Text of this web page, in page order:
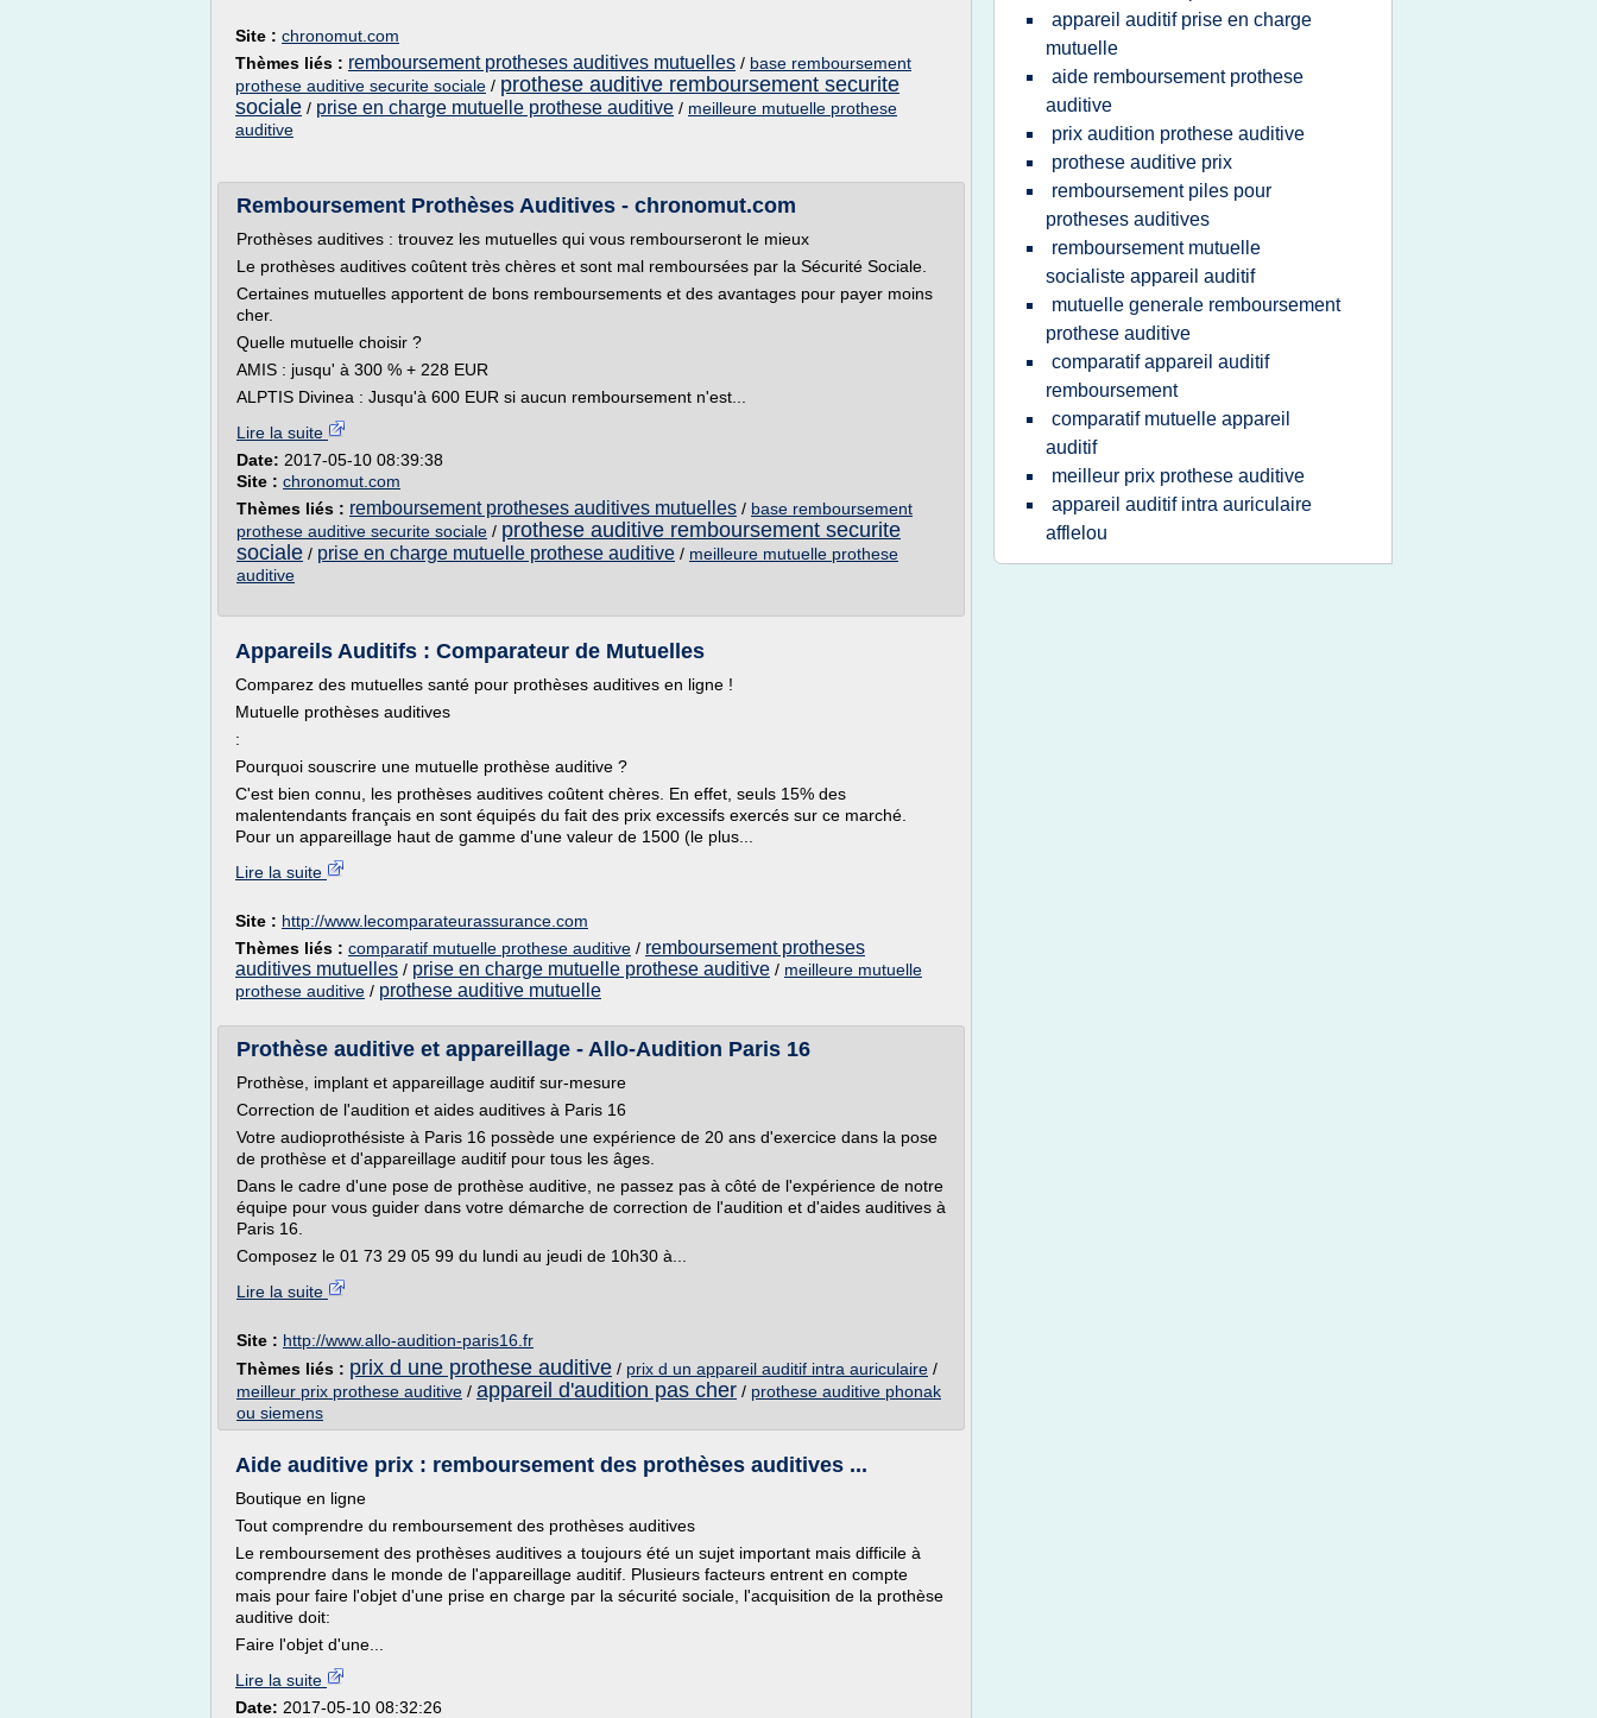
Site : chronomut.com
Thèmes liés : remboursement protheses auditives mutuelles / base remboursement
prothese auditive securite sociale / prothese auditive remboursement securite
sociale / prise en charge mutuelle prothese auditive / meilleure mutuelle prothese
auditive
Remboursement Prothèses Auditives - chronomut.com
Prothèses auditives : trouvez les mutuelles qui vous rembourseront le mieux
Le prothèses auditives coûtent très chères et sont mal remboursées par la Sécurité Sociale.
Certaines mutuelles apportent de bons remboursements et des avantages pour payer moins
cher.
Quelle mutuelle choisir ?
AMIS : jusqu' à 300 % + 228 EUR
ALPTIS Divinea : Jusqu'à 600 EUR si aucun remboursement n'est...
Lire la suite
Date: 2017-05-10 08:39:38
Site : chronomut.com
Thèmes liés : remboursement protheses auditives mutuelles / base remboursement
prothese auditive securite sociale / prothese auditive remboursement securite
sociale / prise en charge mutuelle prothese auditive / meilleure mutuelle prothese
auditive
Appareils Auditifs : Comparateur de Mutuelles
Comparez des mutuelles santé pour prothèses auditives en ligne !
Mutuelle prothèses auditives
:
Pourquoi souscrire une mutuelle prothèse auditive ?
C'est bien connu, les prothèses auditives coûtent chères. En effet, seuls 15% des
malentendants français en sont équipés du fait des prix excessifs exercés sur ce marché.
Pour un appareillage haut de gamme d'une valeur de 1500 (le plus...
Lire la suite
Site : http://www.lecomparateurassurance.com
Thèmes liés : comparatif mutuelle prothese auditive / remboursement protheses
auditives mutuelles / prise en charge mutuelle prothese auditive / meilleure mutuelle
prothese auditive / prothese auditive mutuelle
Prothèse auditive et appareillage - Allo-Audition Paris 16
Prothèse, implant et appareillage auditif sur-mesure
Correction de l'audition et aides auditives à Paris 16
Votre audioprothésiste à Paris 16 possède une expérience de 20 ans d'exercice dans la pose
de prothèse et d'appareillage auditif pour tous les âges.
Dans le cadre d'une pose de prothèse auditive, ne passez pas à côté de l'expérience de notre
équipe pour vous guider dans votre démarche de correction de l'audition et d'aides auditives à
Paris 16.
Composez le 01 73 29 05 99 du lundi au jeudi de 10h30 à...
Lire la suite
Site : http://www.allo-audition-paris16.fr
Thèmes liés : prix d une prothese auditive / prix d un appareil auditif intra auriculaire /
meilleur prix prothese auditive / appareil d'audition pas cher / prothese auditive phonak
ou siemens
Aide auditive prix : remboursement des prothèses auditives ...
Boutique en ligne
Tout comprendre du remboursement des prothèses auditives
Le remboursement des prothèses auditives a toujours été un sujet important mais difficile à
comprendre dans le monde de l'appareillage auditif. Plusieurs facteurs entrent en compte
mais pour faire l'objet d'une prise en charge par la sécurité sociale, l'acquisition de la prothèse
auditive doit:
Faire l'objet d'une...
Lire la suite
Date: 2017-05-10 08:32:26
appareil auditif prise en charge
mutuelle
aide remboursement prothese
auditive
prix audition prothese auditive
prothese auditive prix
remboursement piles pour
protheses auditives
remboursement mutuelle
socialiste appareil auditif
mutuelle generale remboursement
prothese auditive
comparatif appareil auditif
remboursement
comparatif mutuelle appareil
auditif
meilleur prix prothese auditive
appareil auditif intra auriculaire
afflelou